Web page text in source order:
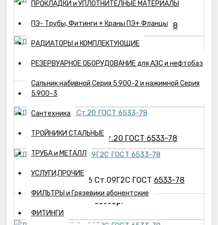
ПРОКЛАДКИ и УПЛОТНИТЕЛНЫЕ МАТЕРИАЛЫ
ПЭ- Трубы, Фитинги + Краны ПЭ+ Фланцы
РАДИАТОРЫ и КОМПЛЕКТУЮЩИЕ
РЕЗЕРВУАРНОЕ ОБОРУДОВАНИЕ для АЗС и нефтобаз
Сальник набивной Серия 5.900-2 и нажимной Серия
5.900-3
Сантехника
ТРОЙНИКИ СТАЛЬНЫЕ
ТРУБА и МЕТАЛЛ
УСЛУГИ,ПРОЧИЕ
ФИЛЬТРЫ и Грязевики абонентские
ФИТИНГИ
Днище 920х10-09Г2С ГОСТ 6533-78
Днище 920х12 ст.20 ГОСТ 6533-78
31365р.
Днище 1020х16 Ст.20 ГОСТ 6533-78
Днище 1220х16 Ст.09Г2С ГОСТ 6533-78
83995р.